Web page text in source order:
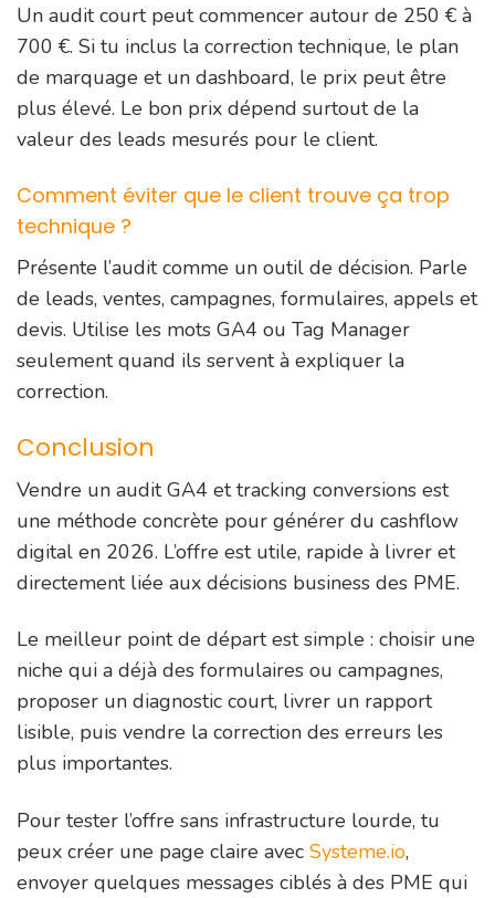
Un audit court peut commencer autour de 250 € à
700 €. Si tu inclus la correction technique, le plan
de marquage et un dashboard, le prix peut être
plus élevé. Le bon prix dépend surtout de la
valeur des leads mesurés pour le client.
Comment éviter que le client trouve ça trop
technique ?
Présente l’audit comme un outil de décision. Parle
de leads, ventes, campagnes, formulaires, appels et
devis. Utilise les mots GA4 ou Tag Manager
seulement quand ils servent à expliquer la
correction.
Conclusion
Vendre un audit GA4 et tracking conversions est
une méthode concrète pour générer du cashflow
digital en 2026. L’offre est utile, rapide à livrer et
directement liée aux décisions business des PME.
Le meilleur point de départ est simple : choisir une
niche qui a déjà des formulaires ou campagnes,
proposer un diagnostic court, livrer un rapport
lisible, puis vendre la correction des erreurs les
plus importantes.
Pour tester l’offre sans infrastructure lourde, tu
peux créer une page claire avec Systeme.io,
envoyer quelques messages ciblés à des PME qui